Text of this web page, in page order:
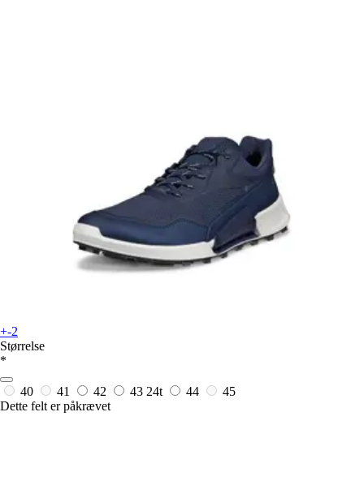
+-2
Størrelse
*
40 41 42 43 24t 44
45
Dette felt er påkrævet